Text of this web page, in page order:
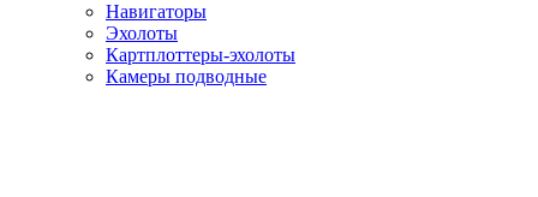
Навигаторы
Эхолоты
Картплоттеры-эхолоты
Камеры подводные